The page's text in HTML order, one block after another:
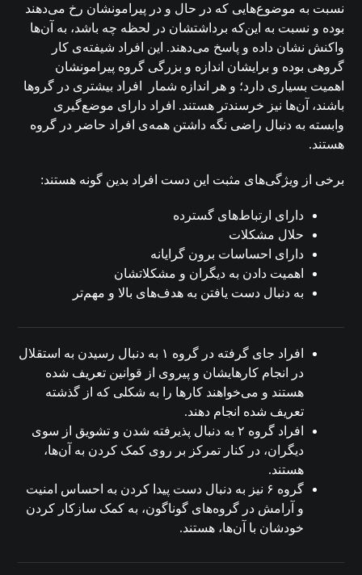
نسبت به موضوع‌هایی که در حال و در پیرامونشان رخ می‌دهند
بوده و نسبت به این‌که برداشتشان در لحظه چه باشد، به آن‌ها
واکنش نشان داده و پاسخ می‌دهند. این افراد شیفته‌ی کار
گروهی بوده و برایشان اندازه و بزرگی گروه پیرامونشان
اهمیت بسیاری دارد؛ و هر اندازه شمار افراد بیشتری در گروها
باشند، آن‌ها نیز خرسندتر هستند. افراد دارای موضع‌گیری
وابسته به دنبال راضی نگه داشتن همه‌ی افراد حاضر در گروه
هستند.
برخی از ویژگی‌های مثبت این دست افراد بدین گونه هستند:
دارای ارتباط‌های گسترده
حلال مشکلات
دارای احساسات برون گرایانه
اهمیت دادن به دیگران و مشکلاتشان
به دنبال دست یافتن به هدف‌های بالا و مهم‌تر
افراد جای گرفته در گروه ۱ به دنبال رسیدن به استقلال
در انجام کارهایشان و پیروی از قوانین تعریف شده
هستند و می‌خواهند کارها را به شکلی که از گذشته
تعریف شده انجام دهند.
افراد گروه ۲ به دنبال پذیرفته شدن و تشویق از سوی
دیگران، در کنار تمرکز بر روی کمک کردن به آن‌ها،
هستند.
گروه ۶ نیز به دنبال دست پیدا کردن به احساس امنیت
و آرامش در گروه‌های گوناگون، به کمک سازکار کردن
خودشان با آن‌ها، هستند.